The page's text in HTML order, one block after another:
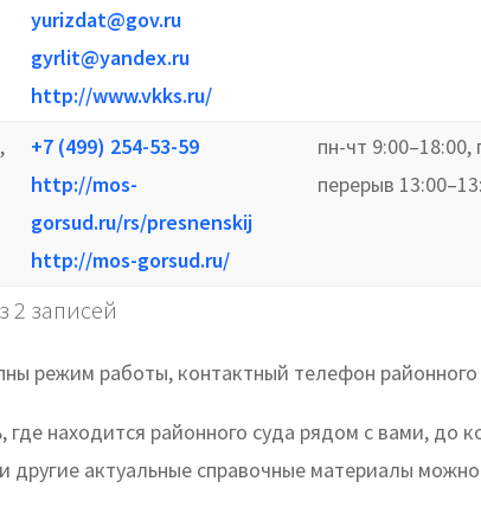
yurizdat@gov.ru
gyrlit@yandex.ru
http://www.vkks.ru/
+7 (499) 254-53-59
http://mos-
gorsud.ru/rs/presnenskij
http://mos-gorsud.ru/
пн-чт 9:00–18:00,
перерыв
2 записей
режим работы, контактный телефон
где находится районного суда рядом с вами, до
другие актуальные справочные материалы